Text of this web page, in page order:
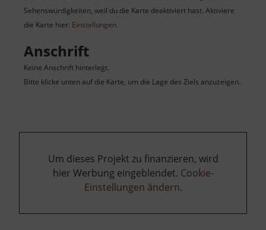
Sehenswürdigkeiten, weil du die Karte deaktiviert hast. Aktiviere
die Karte hier: Einstellungen
Anschrift
Keine Anschrift hinterlegt.
Bitte klicke unten auf die Karte, um die Lage des Ziels anzuzeigen.
Um dieses Projekt zu finanzieren, wird
hier Werbung eingeblendet. Cookie-
Einstellungen ändern.